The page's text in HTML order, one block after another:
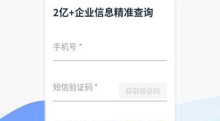
2亿+企业信息精准查询
手机号 *
短信验证码 * 获取验证码